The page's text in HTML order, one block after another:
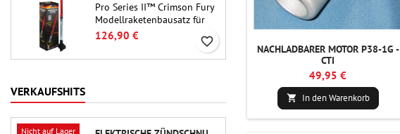
Pro Series II™ Crimson Fury
Modellraketenbausatz für
29-mm-Motoren Typ E, F
wurde für fortgeschrittene
hochwertiges Bauerlebnis
126,90 € favorite_border
VERKAUFSHITS
Nicht auf Lager
NACHLADBARER MOTOR P38-1G -
CTI
49,95 €
 In den Warenkorb